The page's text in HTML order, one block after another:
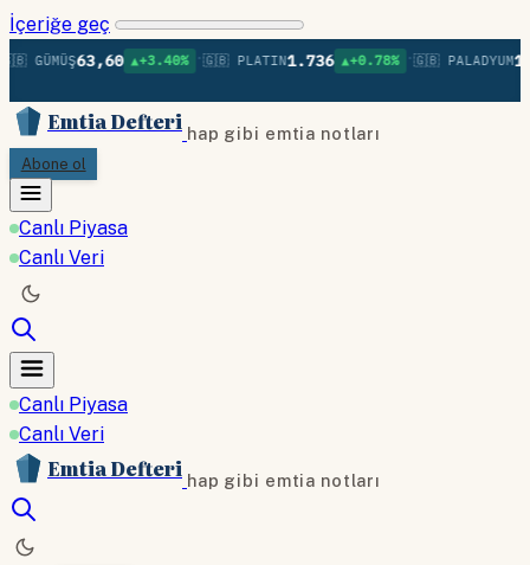
İçeriğe geç
GÜMÜŞ63,60 ▲+3.40% •🇬🇧 PLATIN1.736 ▲+0.78% •🇬🇧 PALADYUM
Emtia Defteri hap gibi emtia notları
Abone ol
Canlı Piyasa
Canlı Veri
Canlı Piyasa
Canlı Veri
Emtia Defteri hap gibi emtia notları